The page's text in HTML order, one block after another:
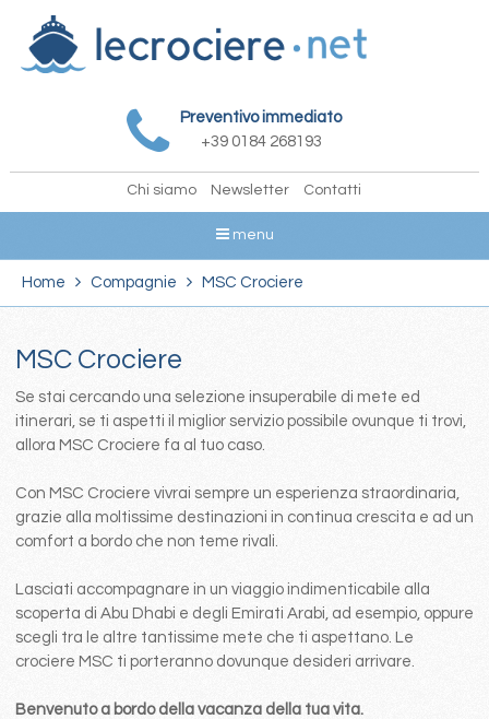
Preventivo immediato
+39 0184 268193
Chi siamo Newsletter Contatti
menu
Home Compagnie MSC Crociere
MSC Crociere
Se stai cercando una selezione insuperabile di mete ed
itinerari, se ti aspetti il miglior servizio possibile ovunque ti trovi,
allora MSC Crociere fa al tuo caso.
Con MSC Crociere vivrai sempre un esperienza straordinaria,
grazie alla moltissime destinazioni in continua crescita e ad un
comfort a bordo che non teme rivali.
Lasciati accompagnare in un viaggio indimenticabile alla
scoperta di Abu Dhabi e degli Emirati Arabi, ad esempio, oppure
scegli tra le altre tantissime mete che ti aspettano. Le
crociere MSC ti porteranno dovunque desideri arrivare.
Benvenuto a bordo della vacanza della tua vita.